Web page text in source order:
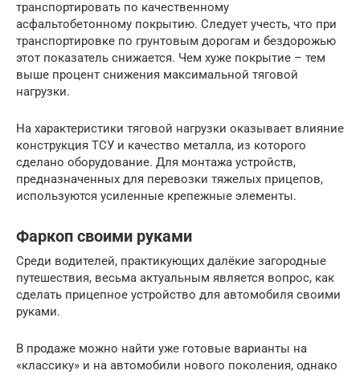
транспортировать по качественному
асфальтобетонному покрытию. Следует учесть, что при
транспортировке по грунтовым дорогам и бездорожью
этот показатель снижается. Чем хуже покрытие – тем
выше процент снижения максимальной тяговой
нагрузки.
На характеристики тяговой нагрузки оказывает влияние
конструкция ТСУ и качество металла, из которого
сделано оборудование. Для монтажа устройств,
предназначенных для перевозки тяжелых прицепов,
используются усиленные крепежные элементы.
Фаркоп своими руками
Среди водителей, практикующих далёкие загородные
путешествия, весьма актуальным является вопрос, как
сделать прицепное устройство для автомобиля своими
руками.
В продаже можно найти уже готовые варианты на
«классику» и на автомобили нового поколения, однако